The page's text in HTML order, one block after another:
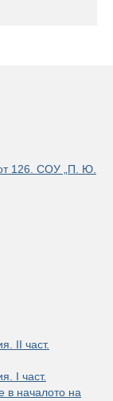
126. СОУ „П. Ю.
II част.
I част.
в началото на